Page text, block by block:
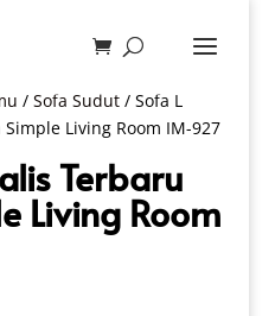
/ Sofa Sudut/ Sofa L
Living Room IM-927
Terbaru
Living Room